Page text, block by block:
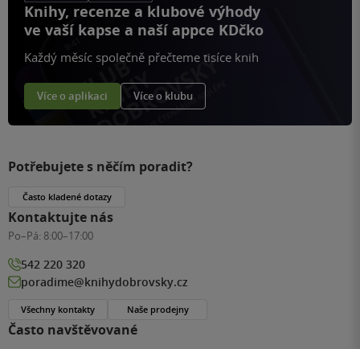
Knihy, recenze a klubové výhody
ve vaší kapse a naší appce KDčko
Každý měsíc společně přečteme tisíce knih
Více o aplikaci Více o klubu
Často navštěvované
Potřebujete s něčím poradit?
Často kladené dotazy
Kontaktujte nás
Po–Pá: 8:00–17:00
542 220 320
poradime@knihydobrovsky.cz
Všechny kontakty Naše prodejny